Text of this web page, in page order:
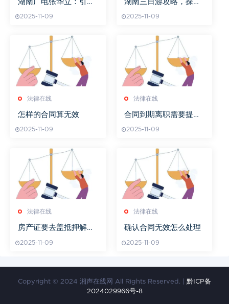
湖南广电张华立：引领
2025-11-09
湖南三日游攻略，探索
2025-11-09
法律在线
怎样的合同算无效
2025-11-09
法律在线
合同到期离职需要提前
2025-11-09
法律在线
房产证要去盖抵押解除
2025-11-09
法律在线
确认合同无效怎么处理
2025-11-09
Copyright © 2024 湘声在线网 All Rights Reserved. | 黔ICP备
2024029966号-8